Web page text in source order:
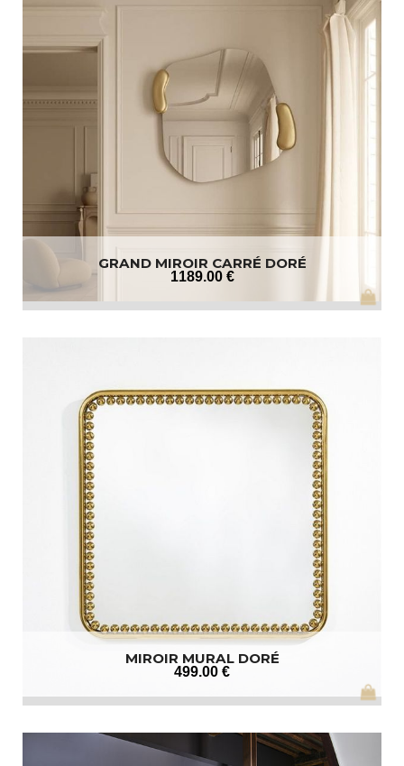
GRAND MIROIR CARRÉ DORÉ
1189.00 €
MIROIR MURAL DORÉ
499.00 €